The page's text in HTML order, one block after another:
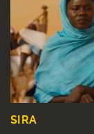
SIRA